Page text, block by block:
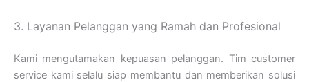
3. Layanan Pelanggan yang Ramah dan Profesional
Kami mengutamakan kepuasan pelanggan. Tim customer
service kami selalu siap membantu dan memberikan solusi